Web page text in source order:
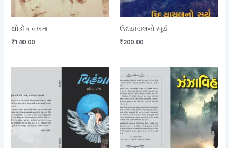
થોડોક વખત
₹140.00
ઉદયાચલનો સૂર્ય
₹200.00